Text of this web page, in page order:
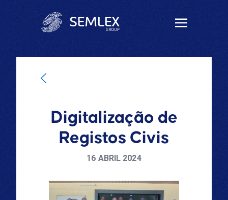
Digitalização de
Registos Civis
16 ABRIL 2024